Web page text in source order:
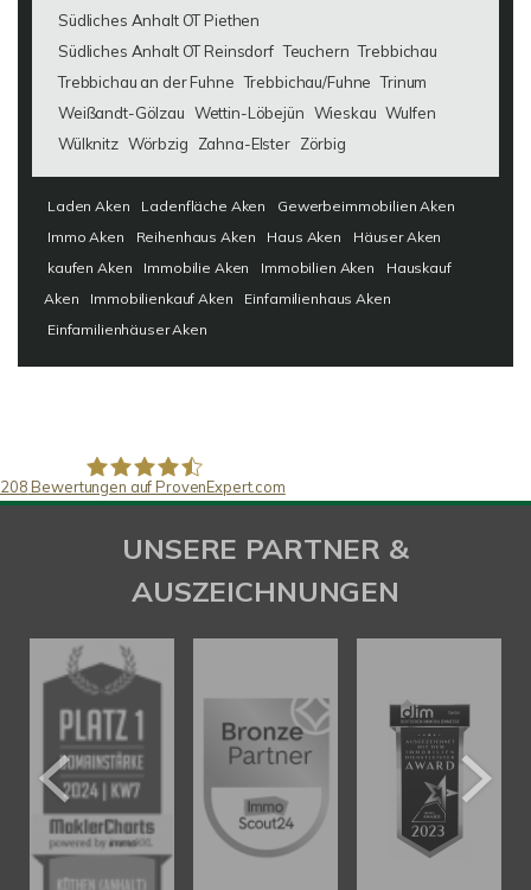
Südliches Anhalt OT Piethen
Südliches Anhalt OT Reinsdorf Teuchern Trebbichau
Trebbichau an der Fuhne Trebbichau/Fuhne Trinum
Weißandt-Gölzau Wettin-Löbejün Wieskau Wulfen
Wülknitz Wörbzig Zahna-Elster Zörbig
Laden Aken Ladenfläche Aken
Gewerbeimmobilien Aken
Immo Aken
Reihenhaus Aken Haus Aken
Häuser Aken
kaufen Aken
Immobilie Aken Immobilien Aken
Hauskauf
Aken
Immobilienkauf Aken
Einfamilienhaus Aken
Einfamilienhäuser Aken
SAW Immobilien
208 Bewertungen auf ProvenExpert.com
UNSERE PARTNER &
AUSZEICHNUNGEN